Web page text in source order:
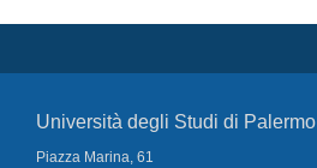
Università degli Studi di Palermo
Piazza Marina, 61